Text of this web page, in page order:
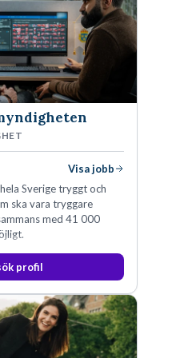
Visa jobb
Sverige tryggt och
ska vara tryggare
med 41 000
profil